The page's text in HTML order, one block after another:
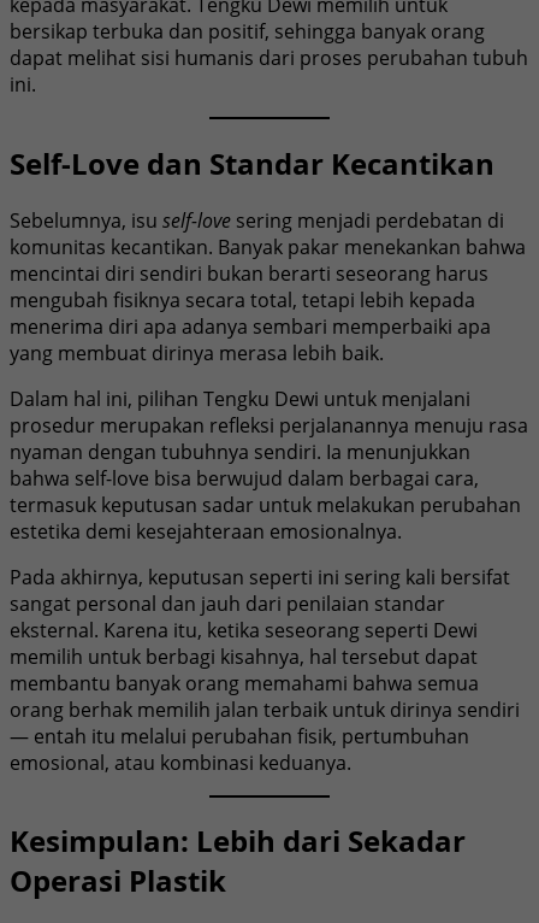
bersikap terbuka dan positif, sehingga banyak orang
dapat melihat sisi humanis dari proses perubahan tubuh
ini.
Self-Love dan Standar Kecantikan
Sebelumnya, isu self-love sering menjadi perdebatan di
komunitas kecantikan. Banyak pakar menekankan bahwa
mencintai diri sendiri bukan berarti seseorang harus
mengubah fisiknya secara total, tetapi lebih kepada
menerima diri apa adanya sembari memperbaiki apa
yang membuat dirinya merasa lebih baik.
Dalam hal ini, pilihan Tengku Dewi untuk menjalani
prosedur merupakan refleksi perjalanannya menuju rasa
nyaman dengan tubuhnya sendiri. Ia menunjukkan
bahwa self-love bisa berwujud dalam berbagai cara,
termasuk keputusan sadar untuk melakukan perubahan
estetika demi kesejahteraan emosionalnya.
Pada akhirnya, keputusan seperti ini sering kali bersifat
sangat personal dan jauh dari penilaian standar
eksternal. Karena itu, ketika seseorang seperti Dewi
memilih untuk berbagi kisahnya, hal tersebut dapat
membantu banyak orang memahami bahwa semua
orang berhak memilih jalan terbaik untuk dirinya sendiri
— entah itu melalui perubahan fisik, pertumbuhan
emosional, atau kombinasi keduanya.
Kesimpulan: Lebih dari Sekadar
Operasi Plastik